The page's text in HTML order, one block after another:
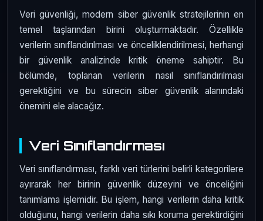
Veri güvenliği, modern siber güvenlik stratejilerinin en
temel taşlarından birini oluşturmaktadır. Özellikle
verilerin sınıflandırılması ve önceliklendirilmesi, herhangi
bir güvenlik analizinde kritik öneme sahiptir. Bu
bölümde, toplanan verilerin nasıl sınıflandırılması
gerektiğini ve bu sürecin siber güvenlik alanındaki
önemini ele alacağız.
Veri Sınıflandırması
Veri sınıflandırması, farklı veri türlerini belirli kategorilere
ayırarak her birinin güvenlik düzeyini ve önceliğini
tanımlama işlemidir. Bu işlem, hangi verilerin daha kritik
olduğunu, hangi verilerin daha sıkı koruma gerektirdiğini